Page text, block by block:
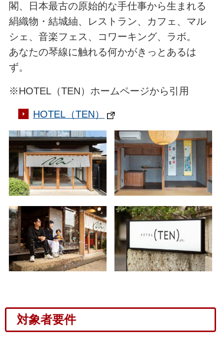
閣、日本最古の原始的な手仕事から生まれる
絹織物・結城紬、レストラン、カフェ、マル
シェ、音楽フェス、コワーキング、ラボ。
あなたの琴線に触れる何かがきっとあるは
ず。
※HOTEL（TEN）ホームページから引用
HOTEL（TEN）
対象者要件